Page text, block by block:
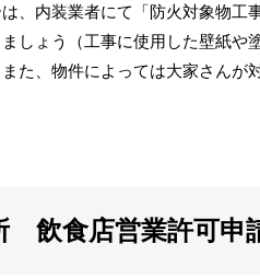
、内装業者にて「防火対象物工
しょう（工事に使用した壁紙や
た、物件によっては大家さんが
飲食店営業許可申